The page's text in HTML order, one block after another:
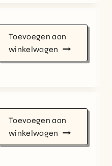
Toevoegen aan
winkelwagen
Toevoegen aan
winkelwagen